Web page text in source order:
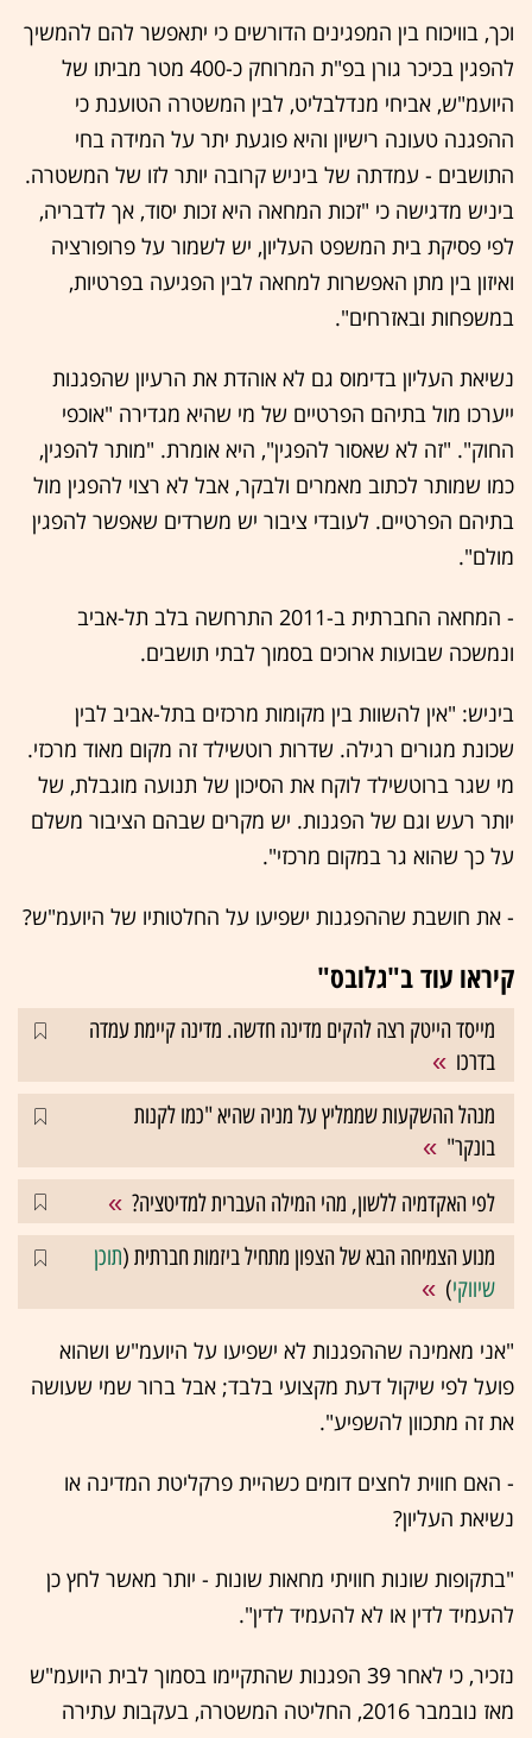
וכך, בוויכוח בין המפגינים הדורשים כי יתאפשר להם להמשיך
להפגין בכיכר גורן בפ"ת המרוחק כ-400 מטר מביתו של
היועמ"ש, אביחי מנדלבליט, לבין המשטרה הטוענת כי
ההפגנה טעונה רישיון והיא פוגעת יתר על המידה בחי
התושבים - עמדתה של ביניש קרובה יותר לזו של המשטרה.
ביניש מדגישה כי "זכות המחאה היא זכות יסוד, אך לדבריה,
לפי פסיקת בית המשפט העליון, יש לשמור על פרופורציה
ואיזון בין מתן האפשרות למחאה לבין הפגיעה בפרטיות,
במשפחות ובאזרחים".
נשיאת העליון בדימוס גם לא אוהדת את הרעיון שהפגנות
ייערכו מול בתיהם הפרטיים של מי שהיא מגדירה "אוכפי
החוק". "זה לא שאסור להפגין", היא אומרת. "מותר להפגין,
כמו שמותר לכתוב מאמרים ולבקר, אבל לא רצוי להפגין מול
בתיהם הפרטיים. לעובדי ציבור יש משרדים שאפשר להפגין
מולם".
- המחאה החברתית ב-2011 התרחשה בלב תל-אביב
ונמשכה שבועות ארוכים בסמוך לבתי תושבים.
ביניש: "אין להשוות בין מקומות מרכזים בתל-אביב לבין
שכונת מגורים רגילה. שדרות רוטשילד זה מקום מאוד מרכזי.
מי שגר ברוטשילד לוקח את הסיכון של תנועה מוגבלת, של
יותר רעש וגם של הפגנות. יש מקרים שבהם הציבור משלם
על כך שהוא גר במקום מרכזי".
- את חושבת שההפגנות ישפיעו על החלטותיו של היועמ"ש?
קיראו עוד ב"גלובס"
מייסד הייטק רצה להקים מדינה חדשה. מדינה קיימת עמדה
בדרכו
מנהל ההשקעות שממליץ על מניה שהיא "כמו לקנות
בונקר"
לפי האקדמיה ללשון, מהי המילה העברית למדיטציה?
מנוע הצמיחה הבא של הצפון מתחיל ביזמות חברתית (תוכן
שיווקי)
"אני מאמינה שההפגנות לא ישפיעו על היועמ"ש ושהוא
פועל לפי שיקול דעת מקצועי בלבד; אבל ברור שמי שעושה
את זה מתכוון להשפיע".
- האם חווית לחצים דומים כשהיית פרקליטת המדינה או
נשיאת העליון?
"בתקופות שונות חוויתי מחאות שונות - יותר מאשר לחץ כן
להעמיד לדין או לא להעמיד לדין".
נזכיר, כי לאחר 39 הפגנות שהתקיימו בסמוך לבית היועמ"ש
מאז נובמבר 2016, החליטה המשטרה, בעקבות עתירה